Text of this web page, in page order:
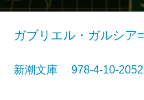
ガブリエル・ガルシア
新潮文庫 978-4-10-